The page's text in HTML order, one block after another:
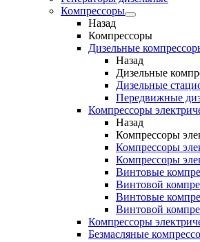
Компрессоры
Назад
Компрессоры
Дизельные
Назад
Дизельные
Дизельные
Передвижные
Компрессоры
Назад
Компрессоры
Компрессоры
Компрессоры
Винтовые
Винтовой
Винтовые
Винтовой
Компрессоры
Безмасляные